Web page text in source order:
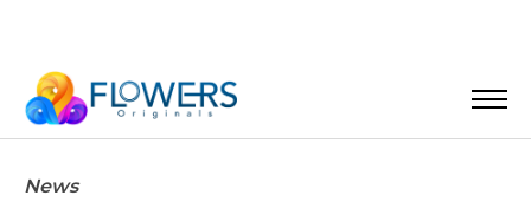
News